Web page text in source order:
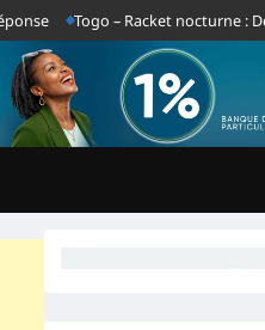
Togo – Racket nocturne : Deux